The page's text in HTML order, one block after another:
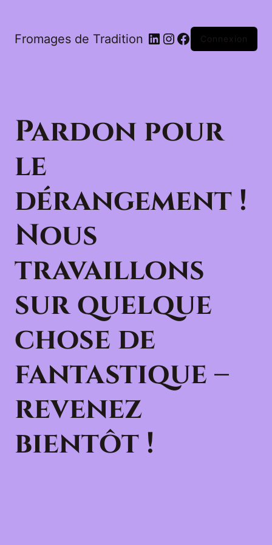
Fromages de Tradition LinkedIn
Instagram
Facebook
Connexion
Pardon pour
le
dérangement !
Nous
travaillons
sur quelque
chose de
fantastique –
revenez
bientôt !